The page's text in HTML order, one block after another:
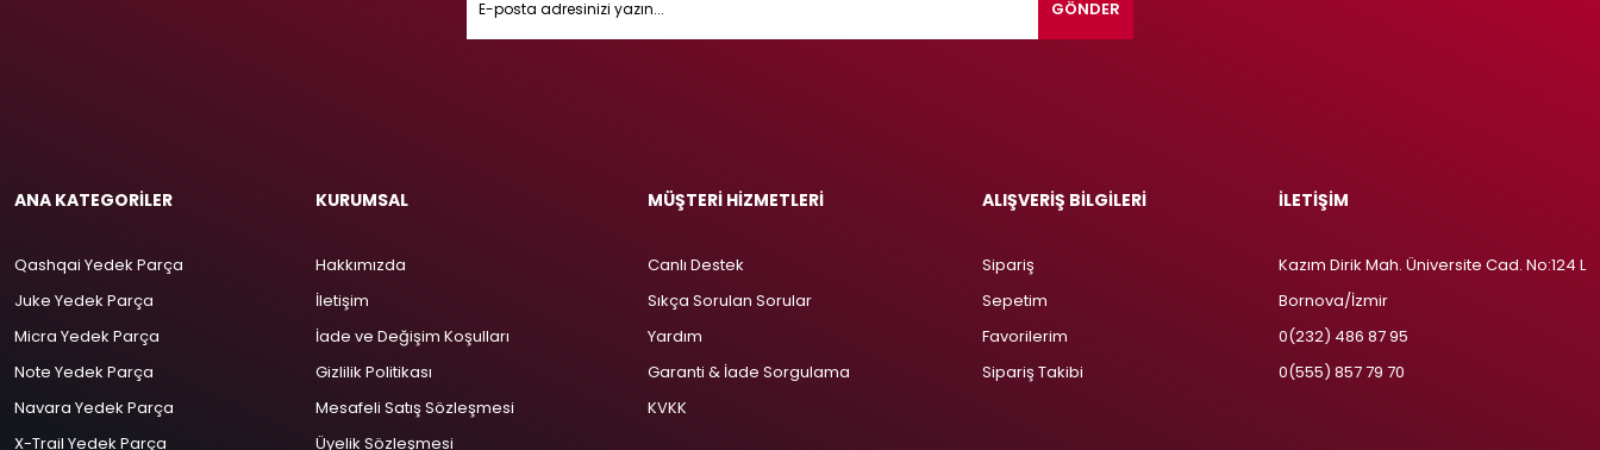
GÖNDER
ANA KATEGORİLER
Qashqai Yedek Parça
Juke Yedek Parça
Micra Yedek Parça
Note Yedek Parça
Navara Yedek Parça
X-Trail Yedek Parça
KURUMSAL
Hakkımızda
İletişim
İade ve Değişim Koşulları
Gizlilik Politikası
Mesafeli Satış Sözleşmesi
Üyelik Sözleşmesi
MÜŞTERİ HİZMETLERİ
Canlı Destek
Sıkça Sorulan Sorular
Yardım
Garanti & İade Sorgulama
KVKK
ALIŞVERİŞ BİLGİLERİ
Sipariş
Sepetim
Favorilerim
Sipariş Takibi
İLETİŞİM
Kazım Dirik Mah. Üniversite Cad. No:124 L
Bornova/İzmir
0(232) 486 87 95
0(555) 857 79 70